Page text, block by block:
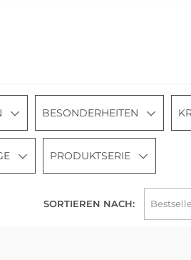
BESONDERHEITEN
PRODUKTSERIE
SORTIEREN NACH: